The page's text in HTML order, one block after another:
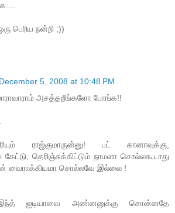
பெரிய நன்றி ;))
December 5, 2008 at 10:48 PM
அசத்தறீங்களோ போங்க!!
ராஜ்குமாருன்னு! பட் கானாவுக்கு,
கேட்டு, தெரிஞ்சுக்கிட்டும் நாமளா சொல்லகூடாது
வைராக்கியமா சொல்லவே இல்லை !
ஐடியாவை அண்னனுக்கு சொன்னதே